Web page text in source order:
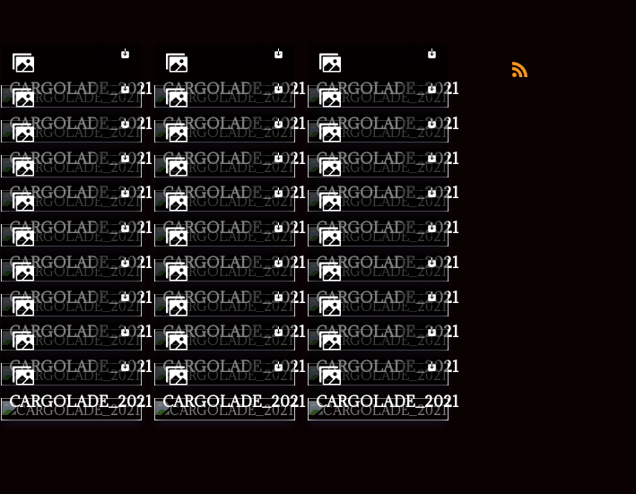
CARGOLADE_2021 CARGOLADE_2021
CARGOLADE_2021
CARGOLADE_2021 CARGOLADE_2021
CARGOLADE_2021
CARGOLADE_2021 CARGOLADE_2021
CARGOLADE_2021
CARGOLADE_2021 CARGOLADE_2021
CARGOLADE_2021
CARGOLADE_2021 CARGOLADE_2021
CARGOLADE_2021
CARGOLADE_2021 CARGOLADE_2021
CARGOLADE_2021
CARGOLADE_2021 CARGOLADE_2021
CARGOLADE_2021
CARGOLADE_2021 CARGOLADE_2021
CARGOLADE_2021
CARGOLADE_2021 CARGOLADE_2021
CARGOLADE_2021
CARGOLADE_2021 CARGOLADE_2021
CARGOLADE_2021